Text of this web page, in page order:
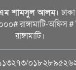
শামসুল আলম।
রাঙ্গামাটি-অফিস #
রাঙ্গামাটি।